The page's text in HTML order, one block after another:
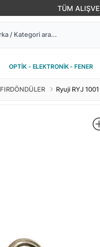
TÜM
OPTİK - ELEKTRONİK - FENER
FIRDÖNDÜLER Ryuji RYJ